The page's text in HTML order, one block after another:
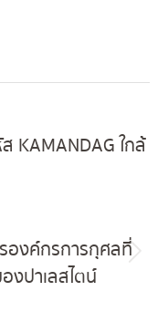
KAMANDAG ใกล้
องค์กรการกุศลที่
ปาเลสไตน์